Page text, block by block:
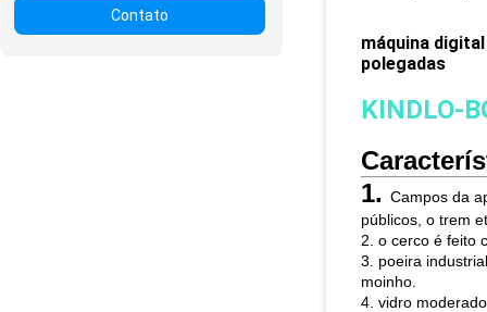
Contato
máquina
polegadas
KINDLO-
1. Campos da
públicos, o trem
2. o cerco é feito
3. poeira
moinho.
4. vidro